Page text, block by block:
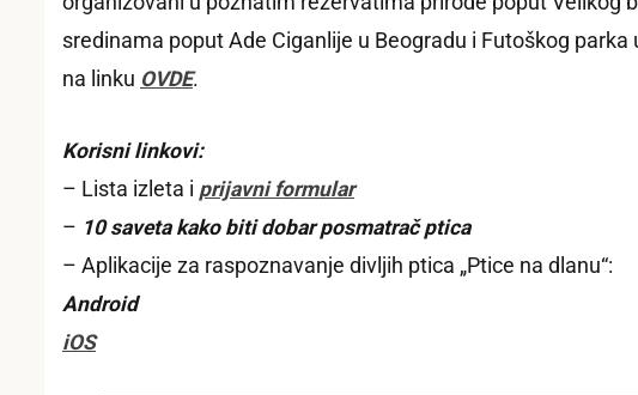
sredinama poput Ade Ciganlije u Beogradu i Futoškog
na linku OVDE.
Korisni linkovi:
– Lista izleta i prijavni formular
– 10 saveta kako biti dobar posmatrač ptica
– Aplikacije za raspoznavanje divljih ptica „Ptice na dlanu“:
Android
iOS